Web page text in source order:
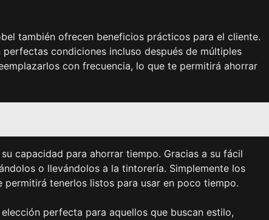
también ofrecen beneficios prácticos para el cliente.
condiciones incluso después de múltiples
con frecuencia, lo que te permitirá ahorrar
capacidad para ahorrar tiempo. Gracias a su fácil
o llevándolos a la tintorería. Simplemente los
tenerlos listos para usar en poco tiempo.
perfecta para aquellos que buscan estilo,